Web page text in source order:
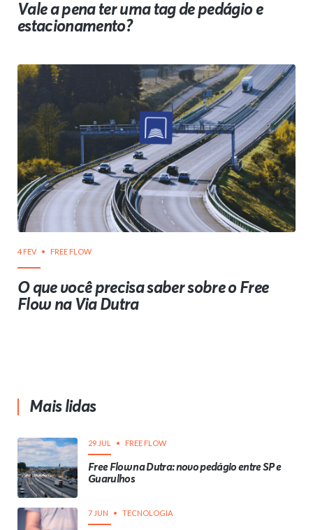
Mais lidas
29 JUL FREE FLOW
Free Flow na Dutra: novo pedágio entre SP e
Guarulhos
7 JUN TECNOLOGIA
Vale a pena ter uma tag de pedágio e
estacionamento?
4 FEV FREE FLOW
O que você precisa saber sobre o Free
Flow na Via Dutra